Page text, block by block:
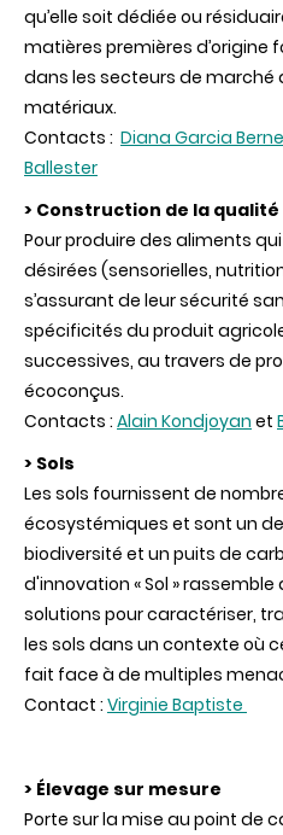
qu’elle soit dédiée ou
matières premières d’origine
dans les secteurs de marché
matériaux.
Contacts : Diana Garcia
Ballester
> Construction de la
Pour produire des aliments
désirées (sensorielles,
s’assurant de leur sécurité
spécificités du produit
successives, au travers de
écoconçus.
Contacts : Alain Kondjoyan et
> Sols
Les sols fournissent de
écosystémiques et sont un
biodiversité et un puits de
d'innovation « Sol »
solutions pour caractériser,
les sols dans un contexte où
fait face à de multiples
Contact : Virginie Baptiste
> Élevage sur mesure
Porte sur la mise au point de